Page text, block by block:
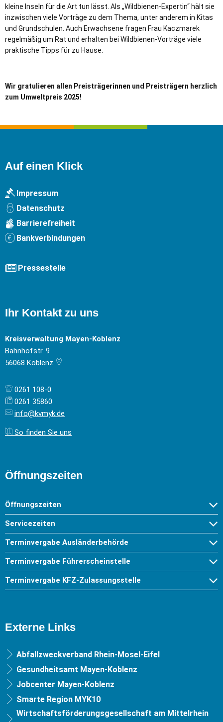
kleine Inseln für die Art tun lässt. Als „Wildbienen-Expertin“ hält sie
inzwischen viele Vorträge zu dem Thema, unter anderem in Kitas
und Grundschulen. Auch Erwachsene fragen Frau Kaczmarek
regelmäßig um Rat und erhalten bei Wildbienen-Vorträge viele
praktische Tipps für zu Hause.
Wir gratulieren allen Preisträgerinnen und Preisträgern herzlich
zum Umweltpreis 2025!
Auf einen Klick
Impressum
Datenschutz
Barrierefreiheit
Bankverbindungen
Pressestelle
Ihr Kontakt zu uns
Kreisverwaltung Mayen-Koblenz
Bahnhofstr. 9
56068 Koblenz
0261 108-0
0261 35860
info@kvmyk.de
So finden Sie uns
Öffnungszeiten
Öffnungszeiten
Servicezeiten
Terminvergabe Ausländerbehörde
Terminvergabe Führerscheinstelle
Terminvergabe KFZ-Zulassungsstelle
Externe Links
Abfallzweckverband Rhein-Mosel-Eifel
Gesundheitsamt Mayen-Koblenz
Jobcenter Mayen-Koblenz
Smarte Region MYK10
Wirtschaftsförderungsgesellschaft am Mittelrhein